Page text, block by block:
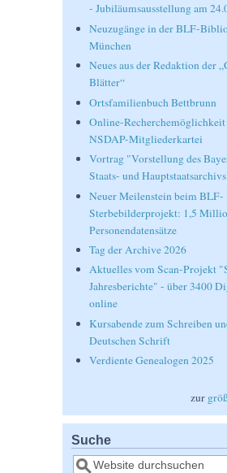
- Jubiläumsausstellung am
Neuzugänge in der BLF-
München
Neues aus der Redaktion der
Blätter“
Ortsfamilienbuch Bettbrunn
Online-
NSDAP-Mitgliederkartei
Vortrag "Vorstellung des
Staats- und
Neuer Meilenstein beim BLF-
Sterbebilderprojekt: 1,5
Personendatensätze
Tag der Archive 2026
Aktuelles vom Scan-Projekt
Jahresberichte" - über 3400
online
Kursabende zum Schreiben
Deutschen Schrift
Verdiente Genealogen 2025
zur
Suche
Suche